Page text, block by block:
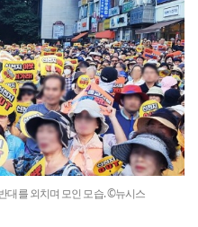
대를 외치며 모인 모습. ©뉴시스